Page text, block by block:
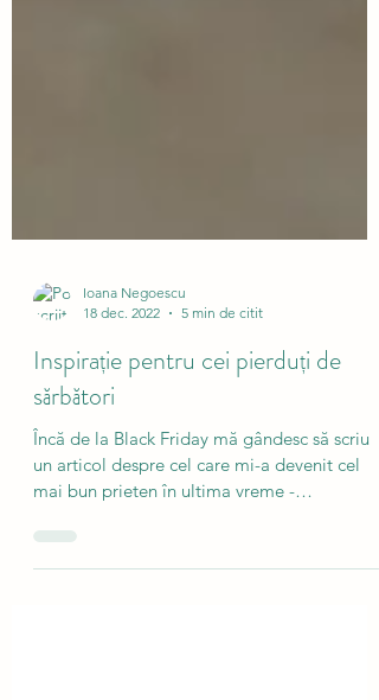
Ioana Negoescu
18 dec. 2022
5 min de citit
Inspirație pentru cei pierduți de
sărbători
Încă de la Black Friday mă gândesc să scriu
un articol despre cel care mi-a devenit cel